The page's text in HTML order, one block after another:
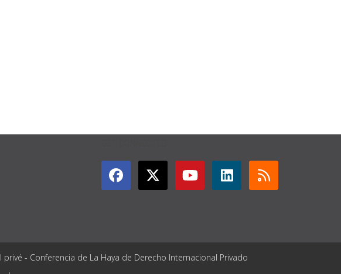
- Conferencia de La Haya de Derecho Internacional Privado